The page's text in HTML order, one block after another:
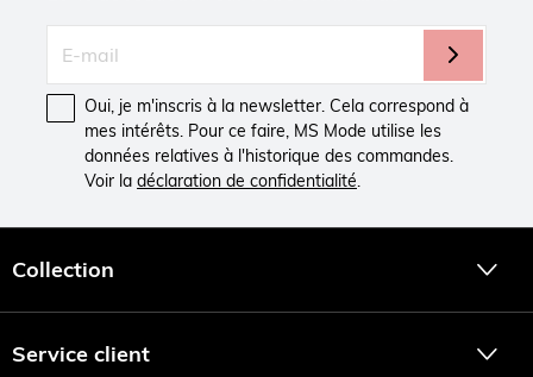
Oui, je m'inscris à la newsletter. Cela correspond à
mes intérêts. Pour ce faire, MS Mode utilise les
données relatives à l'historique des commandes.
Voir la déclaration de confidentialité.
Collection
Service client